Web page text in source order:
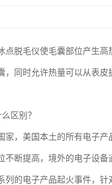
点脱毛仪使毛囊部位产生
，同时允许热量可以从表
区别？
，美国本土的所有电子产
不断提高，境外的电子设
的电子产品起火事件，